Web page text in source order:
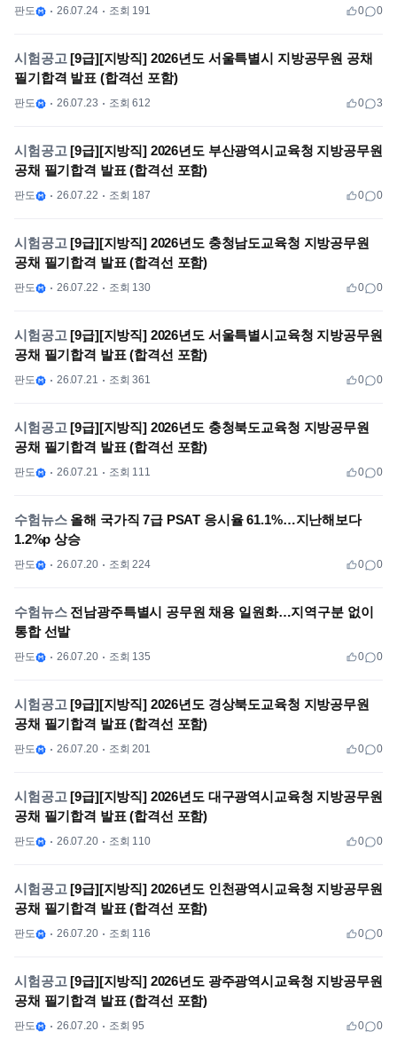
판도 26.07.24 조회 191 0 0
시험공고 [9급][지방직] 2026년도 서울특별시 지방공무원 공채
필기합격 발표 (합격선 포함)
판도 26.07.23 조회 612 0 3
시험공고 [9급][지방직] 2026년도 부산광역시교육청 지방공무원
공채 필기합격 발표 (합격선 포함)
판도 26.07.22 조회 187 0 0
시험공고 [9급][지방직] 2026년도 충청남도교육청 지방공무원
공채 필기합격 발표 (합격선 포함)
판도 26.07.22 조회 130 0 0
시험공고 [9급][지방직] 2026년도 서울특별시교육청 지방공무원
공채 필기합격 발표 (합격선 포함)
판도 26.07.21 조회 361 0 0
시험공고 [9급][지방직] 2026년도 충청북도교육청 지방공무원
공채 필기합격 발표 (합격선 포함)
판도 26.07.21 조회 111 0 0
수험뉴스올해 국가직 7급 PSAT 응시율 61.1%…지난해보다
1.2%p 상승
판도 26.07.20 조회 224 0 0
수험뉴스전남광주특별시 공무원 채용 일원화…지역구분 없이
통합 선발
판도 26.07.20 조회 135 0 0
시험공고 [9급][지방직] 2026년도 경상북도교육청 지방공무원
공채 필기합격 발표 (합격선 포함)
판도 26.07.20 조회 201 0 0
시험공고 [9급][지방직] 2026년도 대구광역시교육청 지방공무원
공채 필기합격 발표 (합격선 포함)
판도 26.07.20 조회 110 0 0
시험공고 [9급][지방직] 2026년도 인천광역시교육청 지방공무원
공채 필기합격 발표 (합격선 포함)
판도 26.07.20 조회 116 0 0
시험공고 [9급][지방직] 2026년도 광주광역시교육청 지방공무원
공채 필기합격 발표 (합격선 포함)
판도 26.07.20 조회 95 0 0